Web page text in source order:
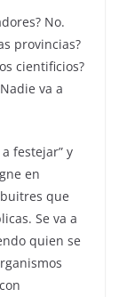
No.
provincias?
cientificios?
va a
festejar” y
en
que
Se va a
quien se